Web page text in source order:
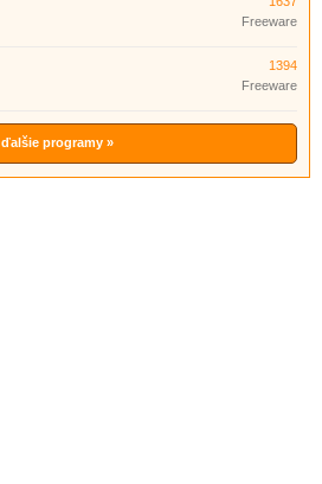
Freeware
1394
Freeware
ďalšie programy »